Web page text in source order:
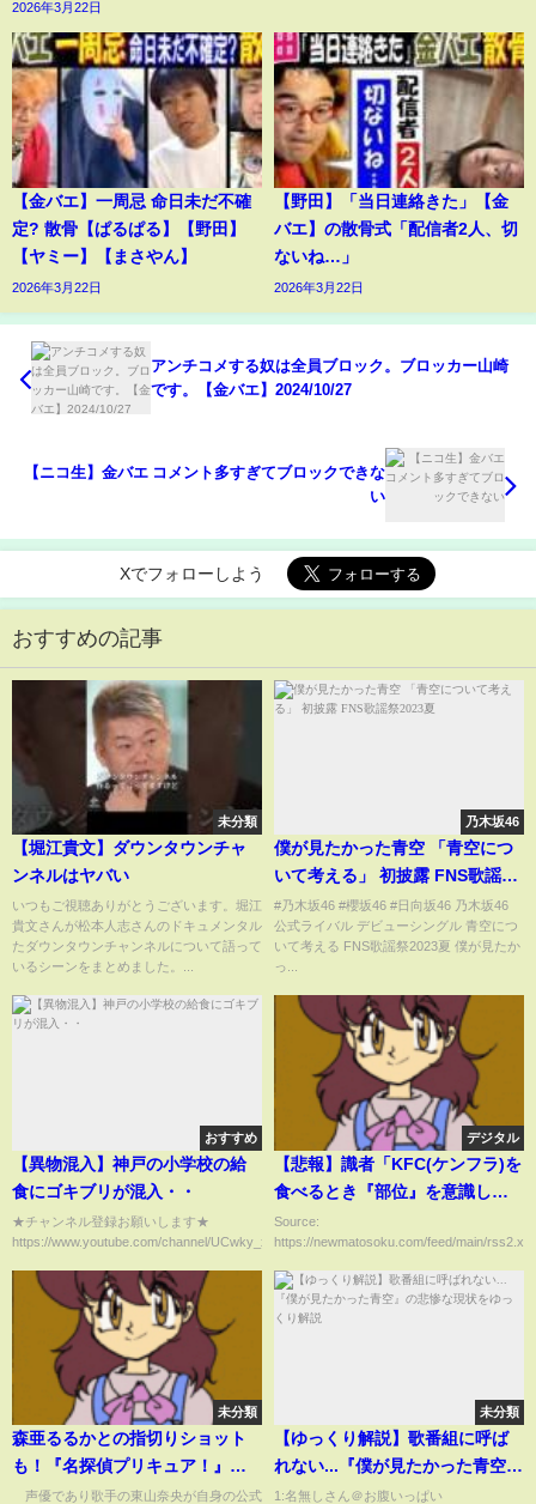
2026年3月22日
【金バエ】一周忌 命日未だ不確
定? 散骨【ぱるぱる】【野田】
【ヤミー】【まさやん】
2026年3月22日
【野田】「当日連絡きた」【金
バエ】の散骨式「配信者2人、切
ないね…」
2026年3月22日
アンチコメする奴は全員ブロック。ブロッカー山崎
です。【金バエ】2024/10/27
【ニコ生】金バエ コメント多すぎてブロックできな
い
Xでフォローしよう
おすすめの記事
未分類
【堀江貴文】ダウンタウンチャ
ンネルはヤバい
いつもご視聴ありがとうございます。堀江
貴文さんが松本人志さんのドキュメンタル
たダウンタウンチャンネルについて語って
いるシーンをまとめました。...
乃木坂46
僕が見たかった青空 「青空につ
いて考える」 初披露 FNS歌謡祭
2023夏
#乃木坂46 #櫻坂46 #日向坂46 乃木坂46
公式ライバル デビューシングル 青空につ
いて考える FNS歌謡祭2023夏 僕が見たか
っ...
おすすめ
【異物混入】神戸の小学校の給
食にゴキブリが混入・・
★チャンネル登録お願いします★
https://www.youtube.com/channel/UCwky_x0IpDdOjoZ4DXXjC...
デジタル
【悲報】識者「KFC(ケンフラ)を
食べるとき『部位』を意識して
ない人バカです！」
Source:
https://newmatosoku.com/feed/main/
未分類
森亜るるかとの指切りショット
も！『名探偵プリキュア！』声
優・東山奈央のドリームステー
声優であり歌手の東山奈央が自身の公式
未分類
【ゆっくり解説】歌番組に呼ば
れない...『僕が見たかった青空』
の悲惨な現状をゆっくり解説
1:名無しさん＠お腹いっぱい